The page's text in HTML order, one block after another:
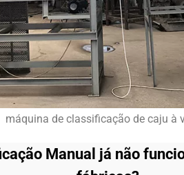
máquina de classificação de caju à
Manual já não